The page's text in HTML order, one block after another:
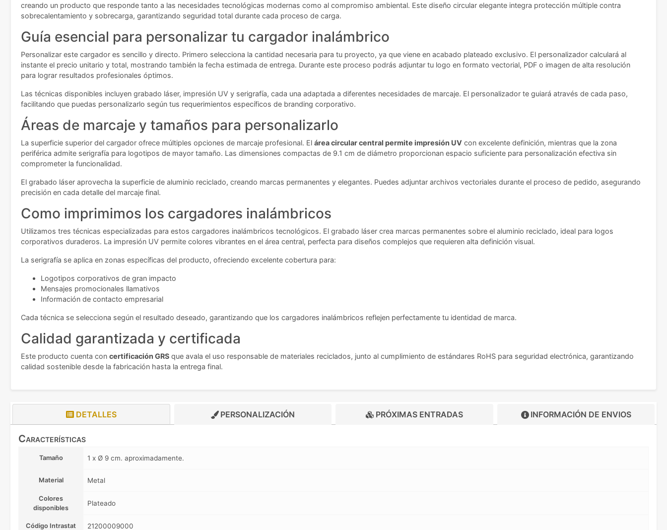
creando un producto que responde tanto a las necesidades tecnológicas modernas como al compromiso ambiental. Este diseño circular elegante integra protección múltiple contra
sobrecalentamiento y sobrecarga, garantizando seguridad total durante cada proceso de carga.
Guía esencial para personalizar tu cargador inalámbrico
Personalizar este cargador es sencillo y directo. Primero selecciona la cantidad necesaria para tu proyecto, ya que viene en acabado plateado exclusivo. El personalizador calculará al
instante el precio unitario y total, mostrando también la fecha estimada de entrega. Durante este proceso podrás adjuntar tu logo en formato vectorial, PDF o imagen de alta resolución
para lograr resultados profesionales óptimos.
Las técnicas disponibles incluyen grabado láser, impresión UV y serigrafía, cada una adaptada a diferentes necesidades de marcaje. El personalizador te guiará através de cada paso,
facilitando que puedas personalizarlo según tus requerimientos específicos de branding corporativo.
Áreas de marcaje y tamaños para personalizarlo
La superficie superior del cargador ofrece múltiples opciones de marcaje profesional. El área circular central permite impresión UV con excelente definición, mientras que la zona
periférica admite serigrafía para logotipos de mayor tamaño. Las dimensiones compactas de 9.1 cm de diámetro proporcionan espacio suficiente para personalización efectiva sin
comprometer la funcionalidad.
El grabado láser aprovecha la superficie de aluminio reciclado, creando marcas permanentes y elegantes. Puedes adjuntar archivos vectoriales durante el proceso de pedido, asegurando
precisión en cada detalle del marcaje final.
Como imprimimos los cargadores inalámbricos
Utilizamos tres técnicas especializadas para estos cargadores inalámbricos tecnológicos. El grabado láser crea marcas permanentes sobre el aluminio reciclado, ideal para logos
corporativos duraderos. La impresión UV permite colores vibrantes en el área central, perfecta para diseños complejos que requieren alta definición visual.
La serigrafía se aplica en zonas específicas del producto, ofreciendo excelente cobertura para:
Logotipos corporativos de gran impacto
Mensajes promocionales llamativos
Información de contacto empresarial
Cada técnica se selecciona según el resultado deseado, garantizando que los cargadores inalámbricos reflejen perfectamente tu identidad de marca.
Calidad garantizada y certificada
Este producto cuenta con certificación GRS que avala el uso responsable de materiales reciclados, junto al cumplimiento de estándares RoHS para seguridad electrónica, garantizando
calidad sostenible desde la fabricación hasta la entrega final.
DETALLES PERSONALIZACIÓN PRÓXIMAS ENTRADAS INFORMACIÓN DE ENVIOS
Características
Tamaño 1 x Ø 9 cm. aproximadamente.
Material Metal
Colores
disponibles
Plateado
Código Intrastat 21200009000